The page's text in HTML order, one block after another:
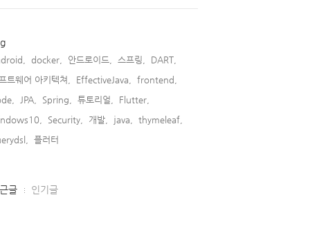
docker, 안드로이드, 스프링,
DART,
트웨어 아키텍쳐,
EffectiveJava,
frontend,
JPA, Spring, 튜토리얼,
Flutter,
Security, 개발, java,
thymeleaf,
플러터,
글 인기글